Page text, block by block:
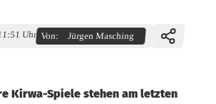
Uhr Von: Jürgen Masching
Kirwa-Spiele stehen am letzten